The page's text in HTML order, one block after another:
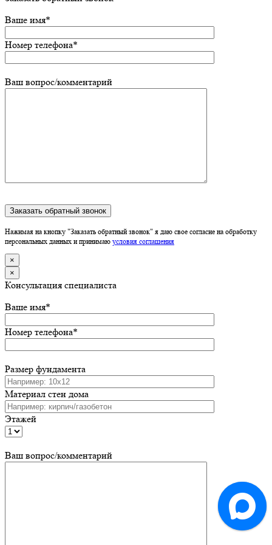
Ваше имя*
Номер телефона*
Ваш вопрос/комментарий
Нажимая на кнопку "Заказать обратный звонок" я даю свое согласие на обработку
персональных данных и принимаю условия соглашения
×
×
Консультация специалиста
Ваше имя*
Номер телефона*
Размер фундамента
Материал стен дома
Этажей
Ваш вопрос/комментарий